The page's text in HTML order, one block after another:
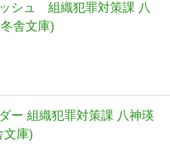
シュ 組織犯罪対策課 八
舎文庫)
ー 組織犯罪対策課 八神瑛
文庫)